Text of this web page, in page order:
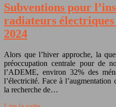
Subventions pour
radiateurs
2024
Alors que l’hiver approche, la
préoccupation centrale pour de
l’ADEME, environ 32% des
l’électricité. Face à l’augmentation
la recherche de…